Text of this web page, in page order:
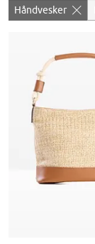
Håndvesker